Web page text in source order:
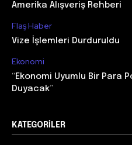
Amerika Alışveriş Rehberi
Flaş Haber
Vize İşlemleri Durduruldu
Ekonomi
“Ekonomi Uyumlu Bir Para
Duyacak”
KATEGORILER